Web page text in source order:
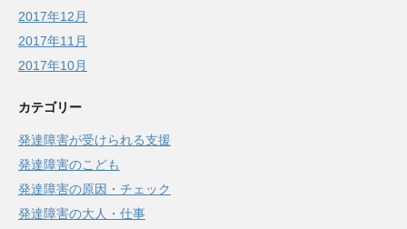
2017年12月
2017年11月
2017年10月
カテゴリー
発達障害が受けられる支援
発達障害のこども
発達障害の原因・チェック
発達障害の大人・仕事